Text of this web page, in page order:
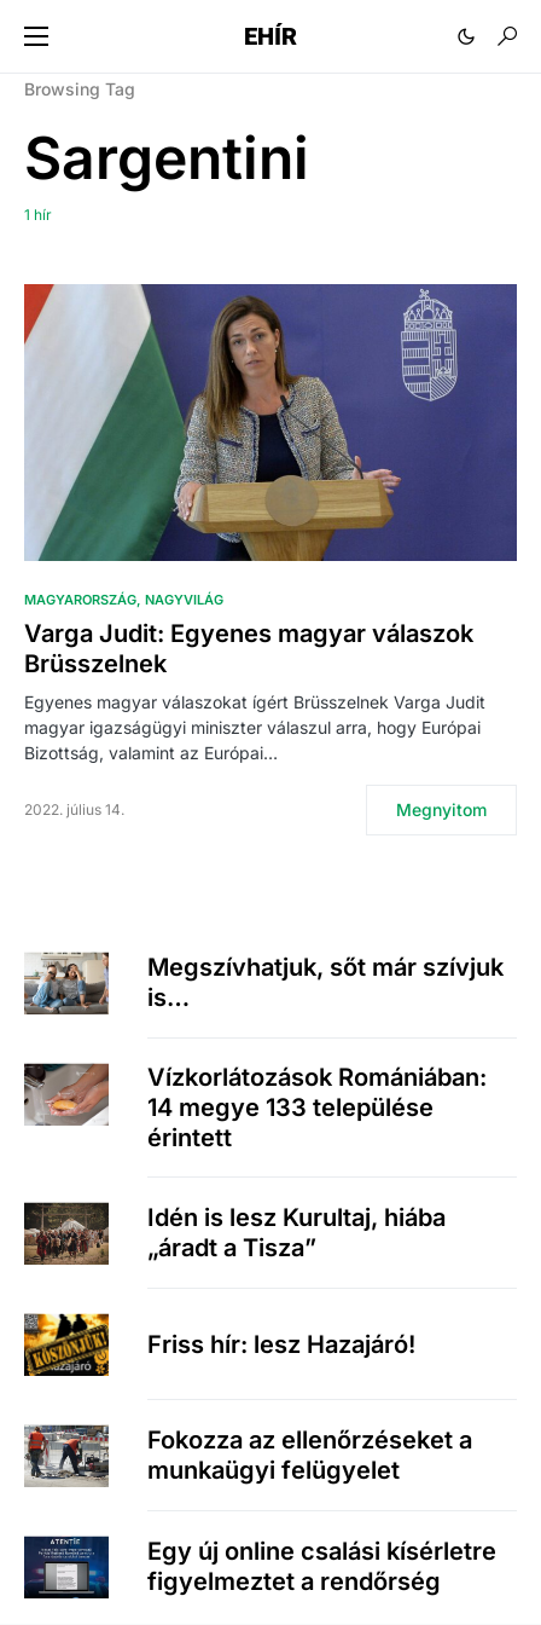
EHÍR
Browsing Tag
Sargentini
1 hír
MAGYARORSZÁG NAGYVILÁG
Varga Judit: Egyenes magyar válaszok
Brüsszelnek
Egyenes magyar válaszokat ígért Brüsszelnek Varga Judit
magyar igazságügyi miniszter válaszul arra, hogy Európai
Bizottság, valamint az Európai…
2022. július 14. Megnyitom
Megszívhatjuk, sőt már szívjuk
is…
Vízkorlátozások Romániában:
14 megye 133 települése
érintett
Idén is lesz Kurultaj, hiába
„áradt a Tisza”
Friss hír: lesz Hazajáró!
Fokozza az ellenőrzéseket a
munkaügyi felügyelet
Egy új online csalási kísérletre
figyelmeztet a rendőrség